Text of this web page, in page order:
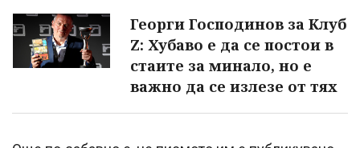
Георги Господинов за Клуб
Z: Хубаво е да се постои в
стаите за минало, но е
важно да се излезе от тях